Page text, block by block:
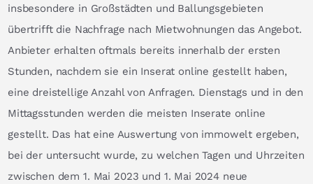
insbesondere in Großstädten und Ballungsgebieten
übertrifft die Nachfrage nach Mietwohnungen das Angebot.
Anbieter erhalten oftmals bereits innerhalb der ersten
Stunden, nachdem sie ein Inserat online gestellt haben,
eine dreistellige Anzahl von Anfragen. Dienstags und in den
Mittagsstunden werden die meisten Inserate online
gestellt. Das hat eine Auswertung von immowelt ergeben,
bei der untersucht wurde, zu welchen Tagen und Uhrzeiten
zwischen dem 1. Mai 2023 und 1. Mai 2024 neue